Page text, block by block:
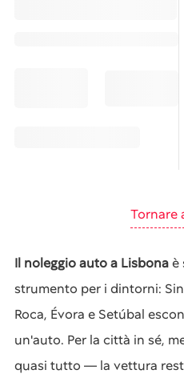
Tornare
Il noleggio auto a Lisbonaè
strumento per i dintorni:
Roca, Évora e Setúbal
un'auto. Per la città in sé,
quasi tutto — la vettura